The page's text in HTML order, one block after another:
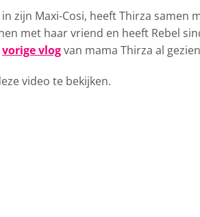
in zijn Maxi-Cosi, heeft Thirza samen
met haar vriend en heeft Rebel
vorige vlogvan mama Thirza al
video te bekijken.